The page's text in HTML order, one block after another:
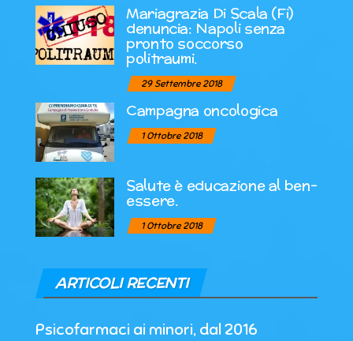
Mariagrazia Di Scala (Fi)
denuncia: Napoli senza
pronto soccorso
politraumi.
29 Settembre 2018
Campagna oncologica
1 Ottobre 2018
Salute è educazione al ben-
essere.
1 Ottobre 2018
ARTICOLI RECENTI
Psicofarmaci ai minori, dal 2016